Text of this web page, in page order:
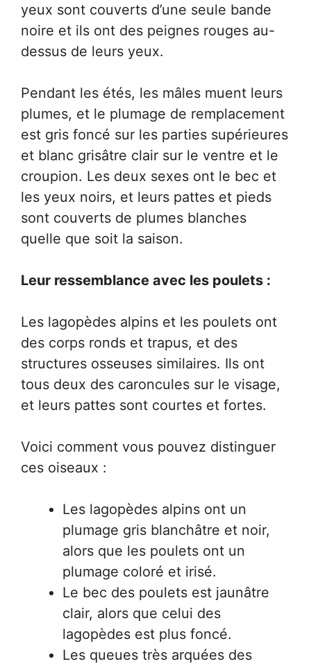
yeux sont couverts d’une seule bande
noire et ils ont des peignes rouges au-
dessus de leurs yeux.
Pendant les étés, les mâles muent leurs
plumes, et le plumage de remplacement
est gris foncé sur les parties supérieures
et blanc grisâtre clair sur le ventre et le
croupion. Les deux sexes ont le bec et
les yeux noirs, et leurs pattes et pieds
sont couverts de plumes blanches
quelle que soit la saison.
Leur ressemblance avec les poulets :
Les lagopèdes alpins et les poulets ont
des corps ronds et trapus, et des
structures osseuses similaires. Ils ont
tous deux des caroncules sur le visage,
et leurs pattes sont courtes et fortes.
Voici comment vous pouvez distinguer
ces oiseaux :
Les lagopèdes alpins ont un
plumage gris blanchâtre et noir,
alors que les poulets ont un
plumage coloré et irisé.
Le bec des poulets est jaunâtre
clair, alors que celui des
lagopèdes est plus foncé.
Les queues très arquées des